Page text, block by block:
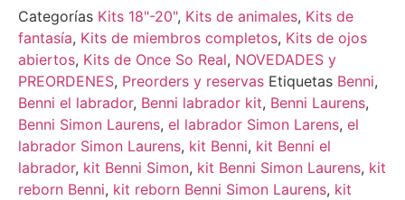
Categorías Kits 18"-20", Kits de animales, Kits de
fantasía, Kits de miembros completos, Kits de ojos
abiertos, Kits de Once So Real, NOVEDADES y
PREORDENES, Preorders y reservas Etiquetas Benni,
Benni el labrador, Benni labrador kit, Benni Laurens,
Benni Simon Laurens, el labrador Simon Larens, el
labrador Simon Laurens, kit Benni, kit Benni el
labrador, kit Benni Simon, kit Benni Simon Laurens, kit
reborn Benni, kit reborn Benni Simon Laurens, kit